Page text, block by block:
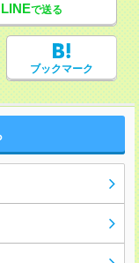
LINEで送る
ブックマーク